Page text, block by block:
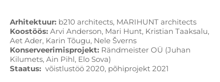
Arhitektuur: b210 architects, MARIHUNT architects
Koostöös: Arvi Anderson, Mari Hunt, Kristian Taaksalu,
Aet Ader, Karin Tõugu, Nele Šverns
Konserveerimisprojekt: Rändmeister OÜ (Juhan
Kilumets, Ain Pihl, Elo Sova)
Staatus: võistlustöö 2020, põhiprojekt 2021